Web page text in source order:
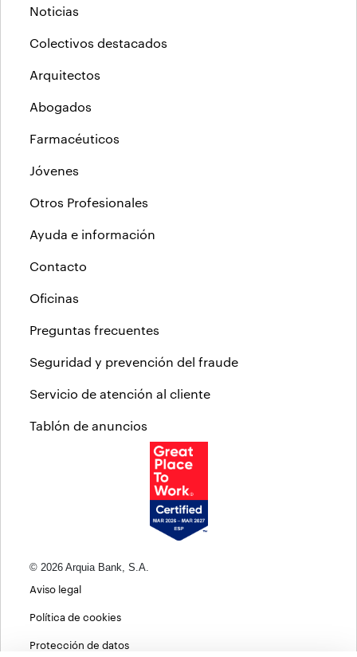
Noticias
Colectivos destacados
Arquitectos
Abogados
Farmacéuticos
Jóvenes
Otros Profesionales
Ayuda e información
Contacto
Oficinas
Preguntas frecuentes
Seguridad y prevención del fraude
Servicio de atención al cliente
Tablón de anuncios
© 2026 Arquia Bank, S.A.
Aviso legal
Política de cookies
Protección de datos